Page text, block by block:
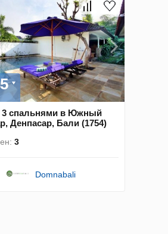
3 спальнями в Южный
Денпасар, Бали (1754)
3
Domnabali